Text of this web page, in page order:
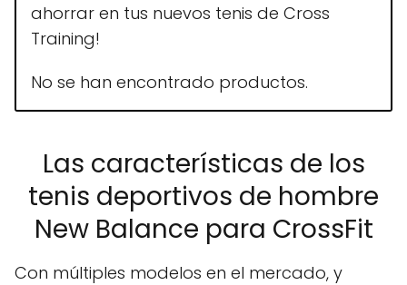
ahorrar en tus nuevos tenis de Cross
Training!
No se han encontrado productos.
Las características de los
tenis deportivos de hombre
New Balance para CrossFit
Con múltiples modelos en el mercado, y